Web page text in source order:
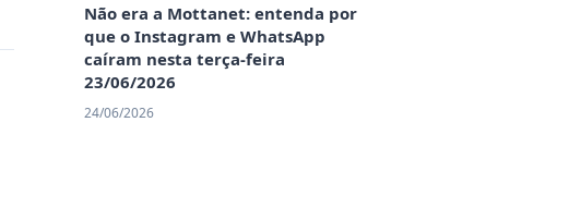
Não era a Mottanet: entenda por
que o Instagram e WhatsApp
caíram nesta terça-feira
23/06/2026
24/06/2026